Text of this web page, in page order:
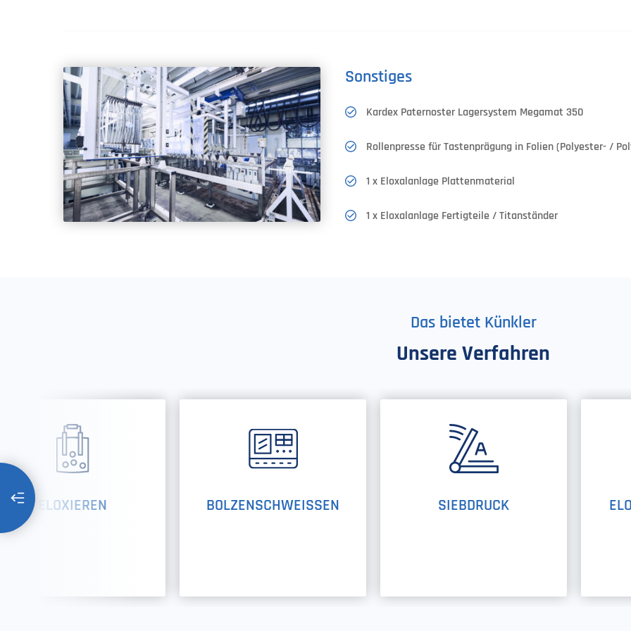
Sonstiges
Kardex Paternoster Lagersystem Megamat 350
Rollenpresse für Tastenprägung in Folien (Polyester- /
1 x Eloxalanlage Plattenmaterial
1 x Eloxalanlage Fertigteile / Titanständer
Das bietet Künkler
Unsere Verfahren
ELOXIEREN BOLZENSCHWEISSEN SIEBDRUCK